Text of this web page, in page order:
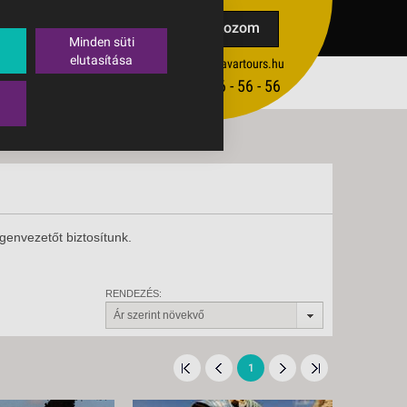
Feliratkozom
ertekesites@budavartours.hu
(+36­ 1) 3 - 56 - 56 - 56
TIPPEK
biztosítunk.
RENDEZÉS:
Ár szerint növekvő
1
Minden süti
elutasítása